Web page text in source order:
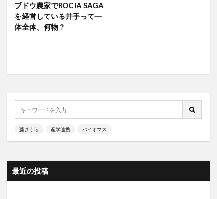
ブドウ農家でROC IA SAGA
を経営している井手って一
体全体、何物？
藤ざくら 産学連携 バイオマス
最近の投稿